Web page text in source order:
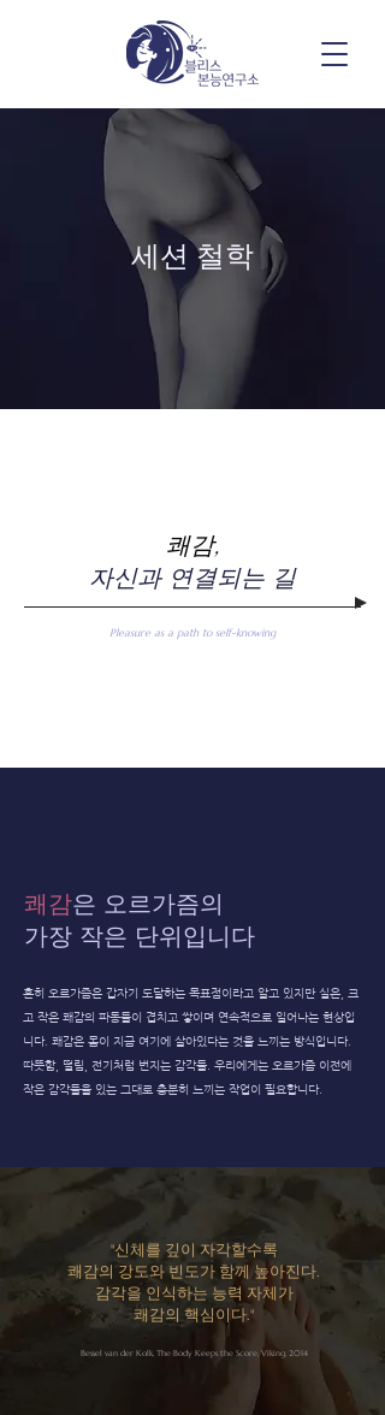
세션 철학
쾌감,
자신과 연결되는 길
Pleasure as a path to self-knowing
쾌감은 오르가즘의
가장 작은 단위입니다
흔히 오르가즘은 갑자기 도달하는 목표점이라고 알고 있지만 실은, 크
고 작은 쾌감의 파동들이 겹치고 쌓이며 연속적으로 일어나는 현상입
니다. 쾌감은 몸이 지금 여기에 살아있다는 것을 느끼는 방식입니다.
따뜻함, 떨림, 전기처럼 번지는 감각들. 우리에게는 오르가즘 이전에
작은 감각들을 있는 그대로 충분히 느끼는 작업이 필요합니다.
"신체를 깊이 자각할수록
쾌감의 강도와 빈도가 함께 높아진다.
감각을 인식하는 능력 자체가
쾌감의 핵심이다."
Bessel van der Kolk, The Body Keeps the Score, Viking, 2014